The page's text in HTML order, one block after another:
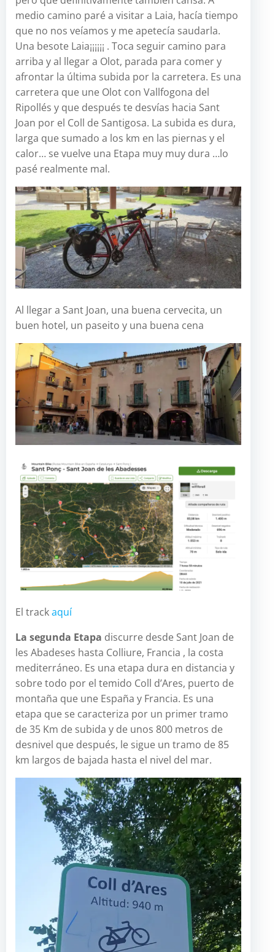
medio camino paré a visitar a Laia, hacía tiempo
que no nos veíamos y me apetecía saudarla.
Una besote Laia¡¡¡¡¡¡ . Toca seguir camino para
arriba y al llegar a Olot, parada para comer y
afrontar la última subida por la carretera. Es una
carretera que une Olot con Vallfogona del
Ripollés y que después te desvías hacia Sant
Joan por el Coll de Santigosa. La subida es dura,
larga que sumado a los km en las piernas y el
calor… se vuelve una Etapa muy muy dura …lo
pasé realmente mal.
Al llegar a Sant Joan, una buena cervecita, un
buen hotel, un paseito y una buena cena
El trackaquí
La segunda Etapa discurre desde Sant Joan de
les Abadeses hasta Colliure, Francia , la costa
mediterráneo. Es una etapa dura en distancia y
sobre todo por el temido Coll d’Ares, puerto de
montaña que une España y Francia. Es una
etapa que se caracteriza por un primer tramo
de 35 Km de subida y de unos 800 metros de
desnivel que después, le sigue un tramo de 85
km largos de bajada hasta el nivel del mar.